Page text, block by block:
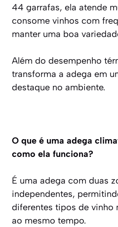
44 garrafas, ela atende
consome vinhos com
manter uma boa
Além do desempenho
transforma a adega em
destaque no ambiente.
O que é uma adega
como ela funciona?
É uma adega com duas
independentes,
diferentes tipos de vinho
ao mesmo tempo.